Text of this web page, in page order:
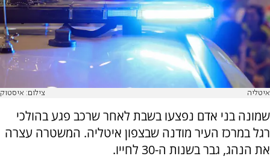
איטליה צילום: איסטוק
שמונה בני אדם נפצעו בשבת לאחר שרכב פגע בהולכי
רגל במרכז העיר מודנה שבצפון איטליה. המשטרה עצרה
את הנהג, גבר בשנות ה-30 לחייו.